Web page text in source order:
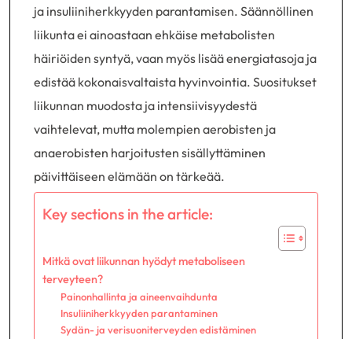
ja insuliiniherkkyyden parantamisen. Säännöllinen
liikunta ei ainoastaan ehkäise metabolisten
häiriöiden syntyä, vaan myös lisää energiatasoja ja
edistää kokonaisvaltaista hyvinvointia. Suositukset
liikunnan muodosta ja intensiivisyydestä
vaihtelevat, mutta molempien aerobisten ja
anaerobisten harjoitusten sisällyttäminen
päivittäiseen elämään on tärkeää.
Key sections in the article:
Mitkä ovat liikunnan hyödyt metaboliseen
terveyteen?
Painonhallinta ja aineenvaihdunta
Insuliiniherkkyyden parantaminen
Sydän- ja verisuoniterveyden edistäminen